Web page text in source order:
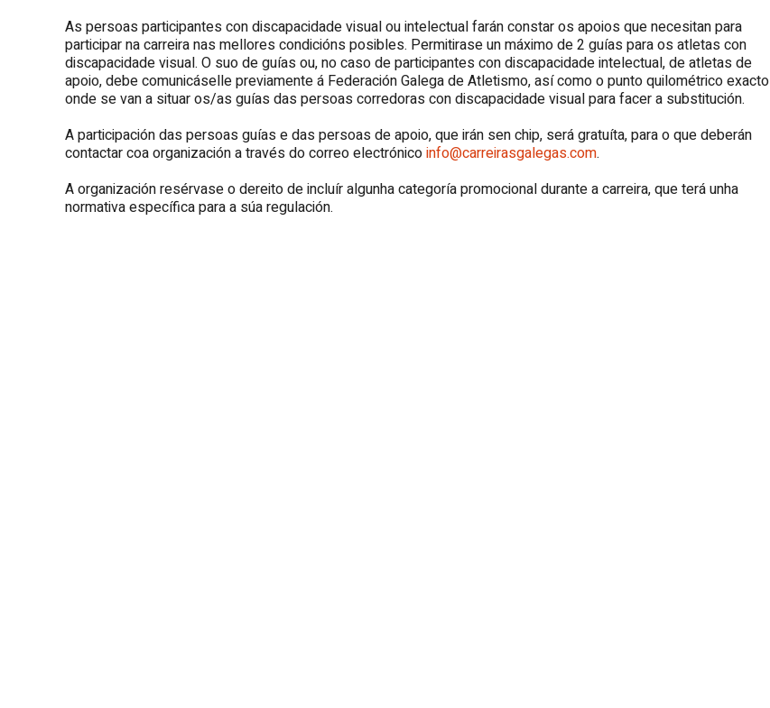
As persoas participantes con discapacidade visual ou intelectual farán constar os apoios que necesitan para
participar na carreira nas mellores condicións posibles. Permitirase un máximo de 2 guías para os atletas con
discapacidade visual. O suo de guías ou, no caso de participantes con discapacidade intelectual, de atletas de
apoio, debe comunicáselle previamente á Federación Galega de Atletismo, así como o punto quilométrico exacto
onde se van a situar os/as guías das persoas corredoras con discapacidade visual para facer a substitución.
A participación das persoas guías e das persoas de apoio, que irán sen chip, será gratuíta, para o que deberán
contactar coa organización a través do correo electrónicoinfo@carreirasgalegas.com.
A organización resérvase o dereito de incluír algunha categoría promocional durante a carreira, que terá unha
normativa específica para a súa regulación.